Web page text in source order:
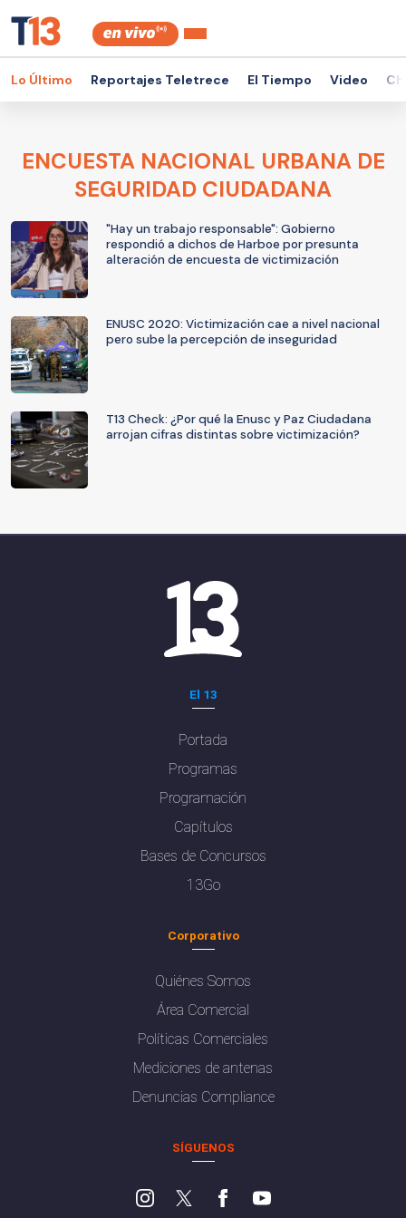
Lo Último Reportajes Teletrece El Tiempo Video
ENCUESTA NACIONAL URBANA DE
SEGURIDAD CIUDADANA
"Hay un trabajo responsable": Gobierno
respondió a dichos de Harboe por presunta
alteración de encuesta de victimización
ENUSC 2020: Victimización cae a nivel nacional
pero sube la percepción de inseguridad
T13 Check: ¿Por qué la Enusc y Paz Ciudadana
arrojan cifras distintas sobre victimización?
El 13
Portada
Programas
Programación
Capítulos
Bases de Concursos
13Go
Corporativo
Quiénes Somos
Área Comercial
Políticas Comerciales
Mediciones de antenas
Denuncias Compliance
SÍGUENOS